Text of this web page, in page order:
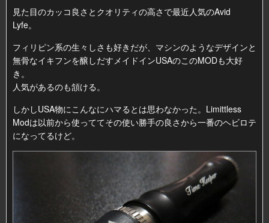
見た目のカッコ良さとクオリティの高さで最近人気のAvid
Lyfe。
フィリピン系の生々しさも好きだが、マシンのようなデザインと
無骨なイキフンを醸しだすメイドインUSAのこのMODも大好
き。
人気があるのも頷ける。
しかしUSA物にこんなにハマるとは思わなかった。Limittless
Modは以前から使っててその使い勝手の良さから一番のヘビロテ
になってるけど。